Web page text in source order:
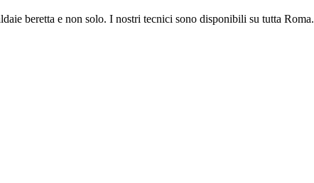
beretta e non solo. I nostri tecnici sono disponibili su tutta Roma.